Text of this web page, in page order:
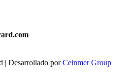
| Desarrollado porCeinmer Group